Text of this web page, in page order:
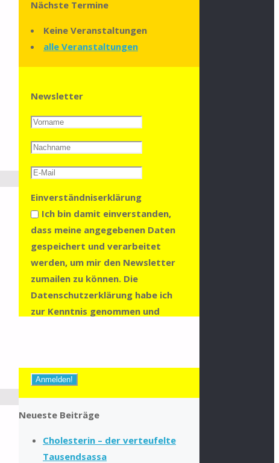
Nächste Termine
Keine Veranstaltungen
alle Veranstaltungen
Newsletter
Einverständniserklärung
Ich bin damit einverstanden,
dass meine angegebenen Daten
gespeichert und verarbeitet
werden, um mir den Newsletter
zumailen zu können. Die
Datenschutzerklärung habe ich
zur Kenntnis genommen und
Neueste Beiträge
Cholesterin – der verteufelte
Tausendsassa